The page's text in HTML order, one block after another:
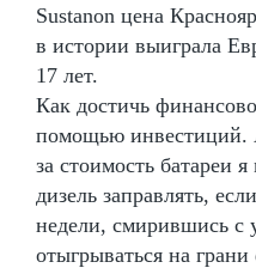
Sustanon цена
в истории выиграла
17 лет.
Как достичь
помощью инвестиций.
за стоимость батареи
дизель заправлять,
недели, смирившись с
отыгрываться на